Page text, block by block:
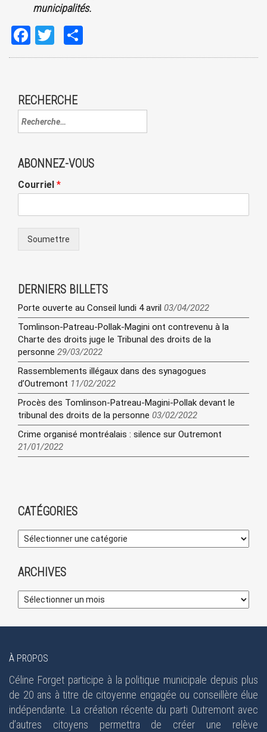
municipalités.
FacebookTwitter
RECHERCHE
ABONNEZ-VOUS
Courriel *
Soumettre
DERNIERS BILLETS
Porte ouverte au Conseil lundi 4 avril 03/04/2022
Tomlinson-Patreau-Pollak-Magini ont contrevenu à la
Charte des droits juge le Tribunal des droits de la
personne 29/03/2022
Rassemblements illégaux dans des synagogues
d’Outremont 11/02/2022
Procès des Tomlinson-Patreau-Magini-Pollak devant le
tribunal des droits de la personne 03/02/2022
Crime organisé montréalais : silence sur Outremont
21/01/2022
CATÉGORIES
ARCHIVES
À PROPOS
Céline Forget participe à la politique municipale depuis plus
de 20 ans à titre de citoyenne engagée ou conseillère élue
indépendante. La création récente du parti Outremont avec
d’autres citoyens permettra de créer une relève